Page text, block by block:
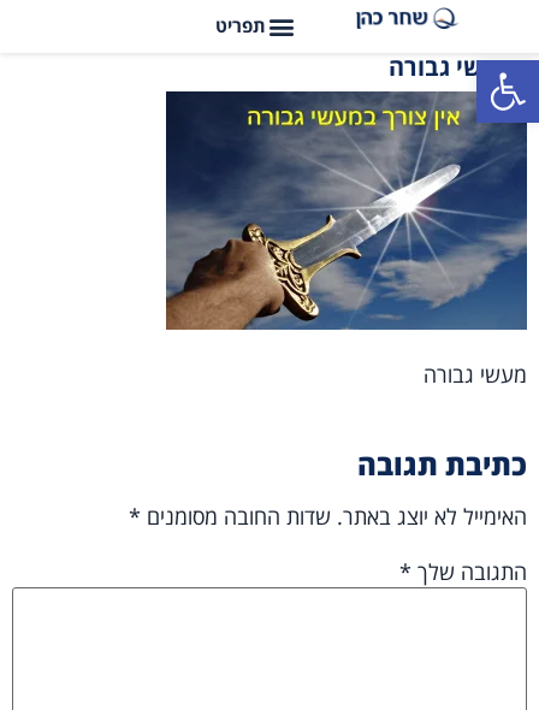
פתח סרגל נגישות
מעשי גבורה
מעשי גבורה
כתיבת תגובה
האימייל לא יוצג באתר. שדות החובה מסומנים *
התגובה שלך *